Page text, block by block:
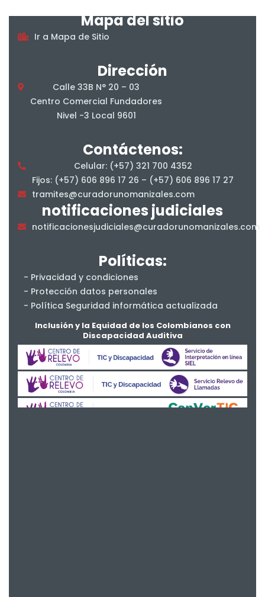
Mapa del sitio
Ir a Mapa de Sitio
Dirección
Calle 33B N° 20 – 03
Centro Comercial Fundadores
Nivel -3 Local 9601
Contáctenos:
Celular: (+57) 321 700 4352
Fijos: (+57) 606 896 17 26 – (+57) 606 896 17 27
tramites@curadorunomanizales.com
notificaciones judiciales
notificacionesjudiciales@curadorunomanizales.com
Políticas:
- Privacidad y condiciones
- Protección datos personales
- Política Seguridad informática actualizada
- Salud y Seguridad en el Trabajo
Inclusión y la Equidad de los Colombianos con
Discapacidad Auditiva